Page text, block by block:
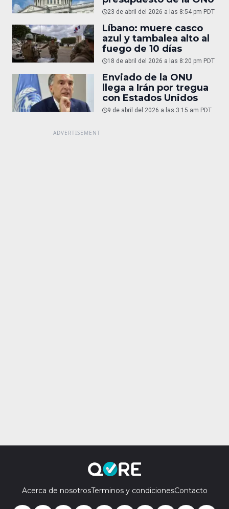
23 de abril del 2026 a las 8:54 pm PDT
Líbano: muere casco
azul y tambalea alto al
fuego de 10 días
18 de abril del 2026 a las 8:20 pm PDT
Enviado de la ONU
llega a Irán por tregua
con Estados Unidos
9 de abril del 2026 a las 3:15 am PDT
Acerca de nosotrosTerminos y condicionesContacto